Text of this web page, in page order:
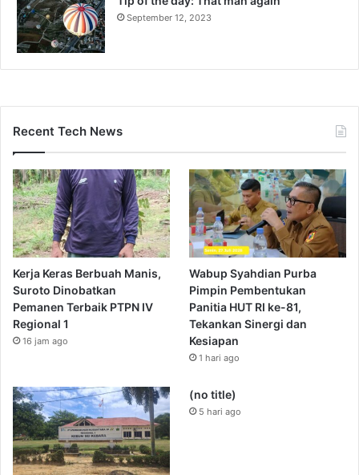
September 12, 2023
Recent Tech News
Kerja Keras Berbuah Manis,
Suroto Dinobatkan
Pemanen Terbaik PTPN IV
Regional 1
16 jam ago
Wabup Syahdian Purba
Pimpin Pembentukan
Panitia HUT RI ke-81,
Tekankan Sinergi dan
Kesiapan
1 hari ago
(no title)
5 hari ago